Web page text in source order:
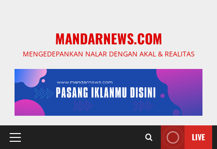
MANDARNEWS.COM
MENGEDEPANKAN NALAR DENGAN AKAL & REALITAS
Primary
LIVE